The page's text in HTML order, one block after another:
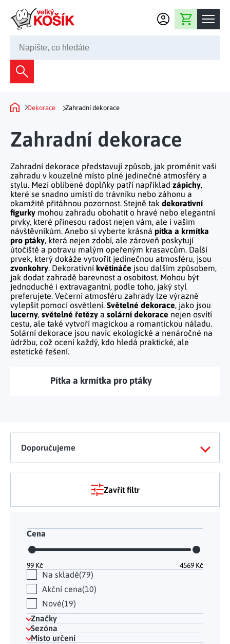
Nákupní košík
245 008 200
Dekorace
Bytové dekorace
Květiny a věnce
Světelné dekorace
Fontány a kašny
Velikonoční dekorace
Dekorace na hrob
Figurky a sošky
Vánoční dekorace
Domácnost
Bytový textil
Domácí elektro
Předsíň a chodba
Koupelna a záchod
Ložnice a šatna
Úklidové prostředky
Organizace domácnosti
Kancelář a komunikace
Kuchyně
Prostírání a stolování
Příprava nápojů
Grilování a smažení
Uchovávání potravin
Mytí nádobí a úklid
Kuchyňské police
Pečení a vaření
Koupelnový nábytek
Nábytek do předsíně
Nábytek do ložnice
Kancelářský nábytek
Kuchyňský nábytek
Dětský nábytek
Doplňky
Nábytek do obýváku
Zahrada
Zahradní doplňky
Zahradní nábytek
Práce na zahradě
Plašiče škůdců
Dílna a nářadí
Venkovní osvětlení
Venkovní grilování
Lapače hmyzu
Volný čas
Auto příslušenství
Cestování
Outdoor
Chovatelské potřeby
Kreativní tvoření
Hračky a hry
Móda
Tělo a zdraví
Kosmetika
Fitness a sport
Masáže a relax
Osobní hygiena
Zdravotní pomůcky
Inspirace
Tipy na dárky
Kempování
Užijte si léto naplno
Citrusové léto
Solární vychytávky na zahradu
Dekorace Zahradní dekorace
Zahradní dekorace
Zahradní dekorace představují způsob, jak proměnit vaši
zahradu v kouzelné místo plné jedinečné atmosféry a
stylu. Mezi oblíbené doplňky patří například zápichy,
které se snadno umístí do trávníku nebo záhonu a
okamžitě přitáhnou pozornost. Stejně tak dekorativní
figurky mohou zahradu obohatit o hravé nebo elegantní
prvky, které přinesou radost nejen vám, ale i vašim
návštěvníkům. Anebo si vyberte krásná pítka a krmítka
pro ptáky, která nejen zdobí, ale zároveň poskytují
útočiště a potravu malým opeřeným krasavcům. Další
prvek, který dokáže vytvořit jedinečnou atmosféru, jsou
zvonkohry. Dekorativní květináče jsou dalším způsobem,
jak dodat zahradě barevnost a osobitost. Mohou být
jednoduché i extravagantní, podle toho, jaký styl
preferujete. Večerní atmosféru zahrady lze výrazně
vylepšit pomocí osvětlení. Světelné dekorace, jako jsou
lucerny, světelné řetězy a solární dekorace nejen osvítí
cestu, ale také vytvoří magickou a romantickou náladu.
Solární dekorace jsou navíc ekologické a nenáročné na
údržbu, což ocení každý, kdo hledá praktické, ale
estetické řešení.
Pítka a krmítka pro ptáky
Doporučujeme
Zavřít filtr
Cena
99 Kč 4569 Kč
Na skladě 79
Akční cena 10
Nové 19
Značky
Sezóna
Místo určení